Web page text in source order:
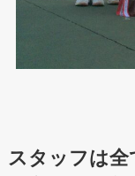
スタッフは全